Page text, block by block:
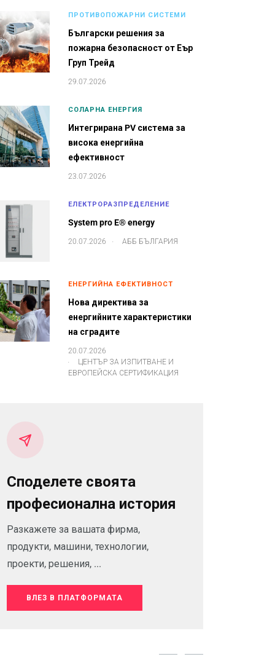
ПРОТИВОПОЖАРНИ СИСТЕМИ
Български решения за
пожарна безопасност от Еър
Груп Трейд
29.07.2026
СОЛАРНА ЕНЕРГИЯ
Интегрирана PV система за
висока енергийна
ефективност
23.07.2026
ЕЛЕКТРОРАЗПРЕДЕЛЕНИЕ
System pro E® energy
20.07.2026 . АББ БЪЛГАРИЯ
ЕНЕРГИЙНА ЕФЕКТИВНОСТ
Нова директива за
енергийните характеристики
на сградите
20.07.2026
.
ЦЕНТЪР ЗА ИЗПИТВАНЕ И
ЕВРОПЕЙСКА СЕРТИФИКАЦИЯ
Споделете своята
професионална история
Разкажете за вашата фирма,
продукти, машини, технологии,
проекти, решения, ...
ВЛЕЗ В ПЛАТФОРМАТА